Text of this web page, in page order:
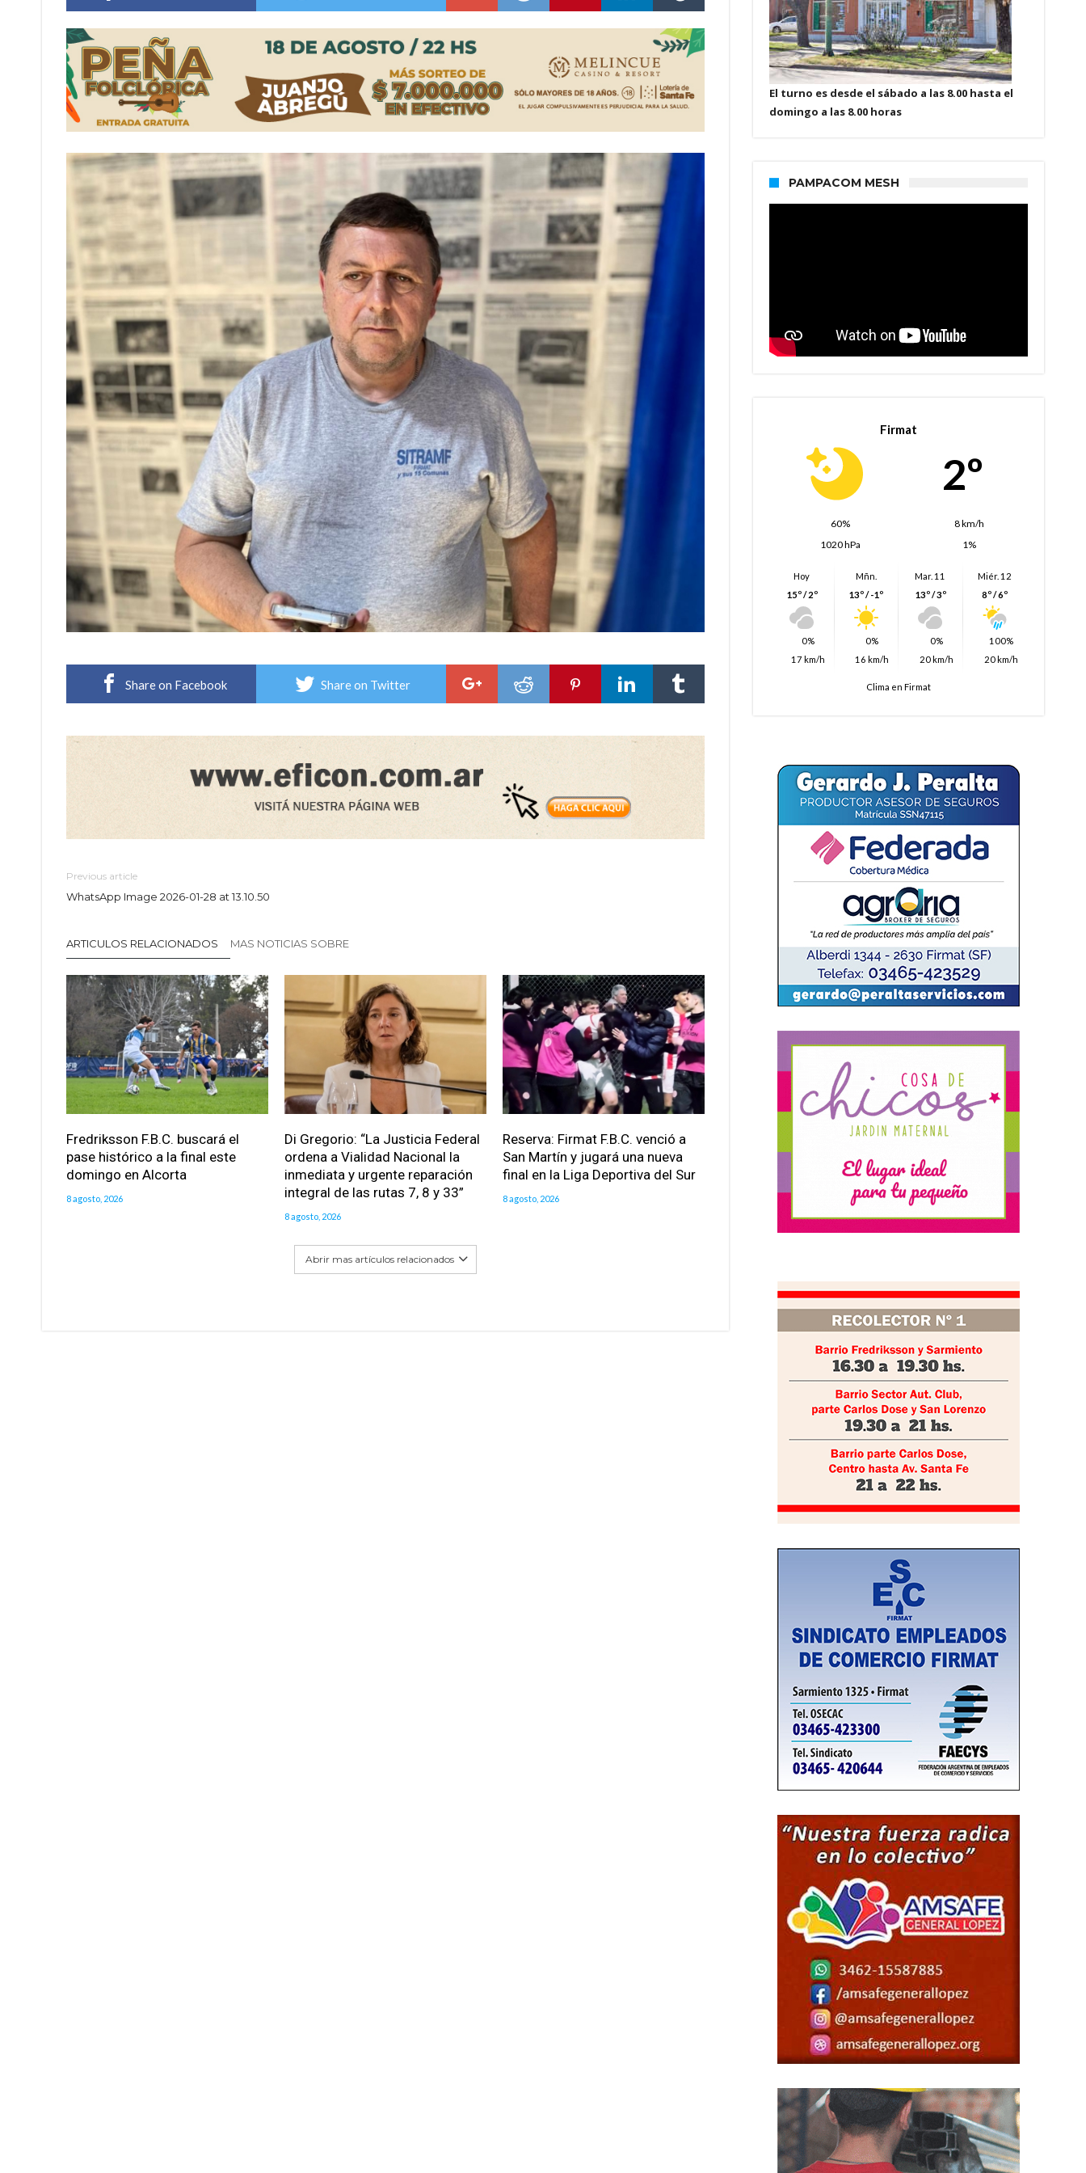
Colecta solidaria de juguetes en Firmat para el EPI y el Hospital Vilela
Share on Facebook Share on Twitter
Previous article
WhatsApp Image 2026-01-28 at 13.10.50
ARTICULOS RELACIONADOS MAS NOTICIAS SOBRE
Fredriksson F.B.C. buscará el
pase histórico a la final este
domingo en Alcorta
8 agosto, 2026
Di Gregorio: “La Justicia Federal
ordena a Vialidad Nacional la
inmediata y urgente reparación
integral de las rutas 7, 8 y 33”
8 agosto, 2026
Reserva: Firmat F.B.C. venció a
San Martín y jugará una nueva
final en la Liga Deportiva del Sur
8 agosto, 2026
Abrir mas artículos relacionados
El turno es desde el sábado a las 8.00 hasta el
domingo a las 8.00 horas
PAMPACOM MESH
Firmat
2º
60%
8 km/h
1020 hPa
1%
Hoy
15º / 2º
0%
17 km/h
Mñn.
13º / -1º
0%
16 km/h
Mar. 11
13º / 3º
0%
20 km/h
Miér. 12
8º / 6º
100%
20 km/h
Clima en Firmat